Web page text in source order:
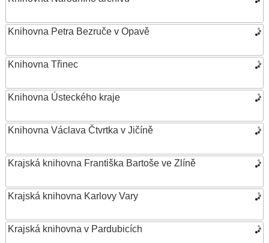
Knihovna Petra Bezruče v Opavě
Knihovna Třinec
Knihovna Ústeckého kraje
Knihovna Václava Čtvrtka v Jičíně
Krajská knihovna Františka Bartoše ve Zlíně
Krajská knihovna Karlovy Vary
Krajská knihovna v Pardubicích